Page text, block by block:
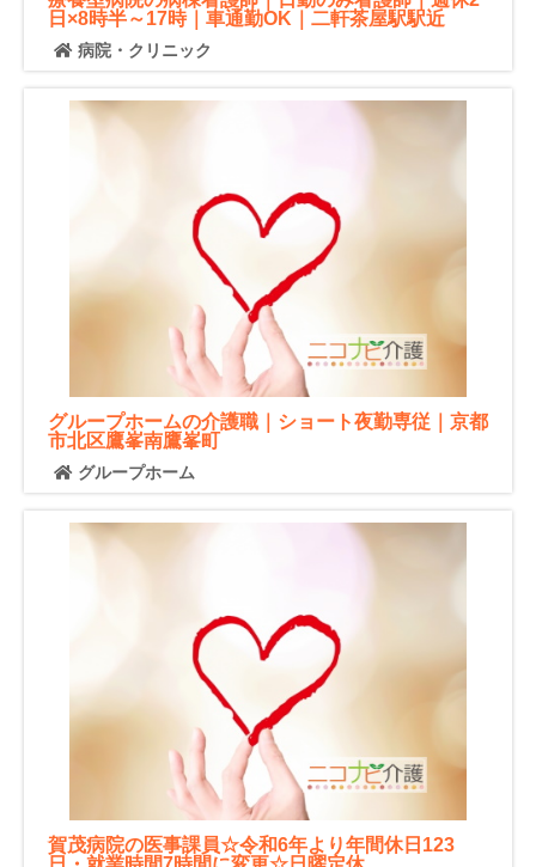
日×8時半～17時｜車通勤OK｜二軒茶屋駅駅近
病院・クリニック
グループホームの介護職｜ショート夜勤専従｜京都
市北区鷹峯南鷹峯町
グループホーム
賀茂病院の医事課員☆令和6年より年間休日123